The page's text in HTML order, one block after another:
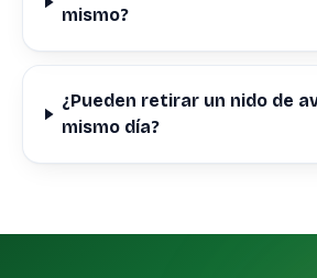
mismo?
¿Pueden retirar un nido de
mismo día?